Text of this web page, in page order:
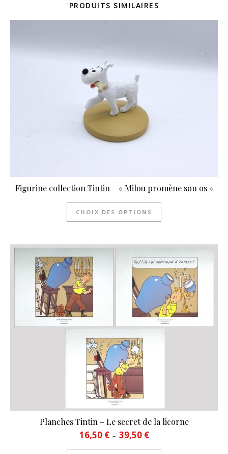
PRODUITS SIMILAIRES
Figurine collection Tintin – « Milou promène son os »
CHOIX DES OPTIONS
Planches Tintin – Le secret de la licorne
16,50 € – 39,50 €Plage de prix : 16,50 € à
Ce produit a